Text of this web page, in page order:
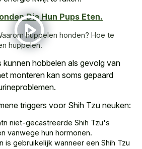
Die Hun Pups Eten.
huppelen honden? Hoe te
huppelen.
kunnen hobbelen als gevolg van
monteren kan soms gepaard
triggers voor Shih Tzu neuken:
niet-gecastreerde Shih Tzu's
vanwege hun hormonen.
is gebruikelijk wanneer een Shih Tzu